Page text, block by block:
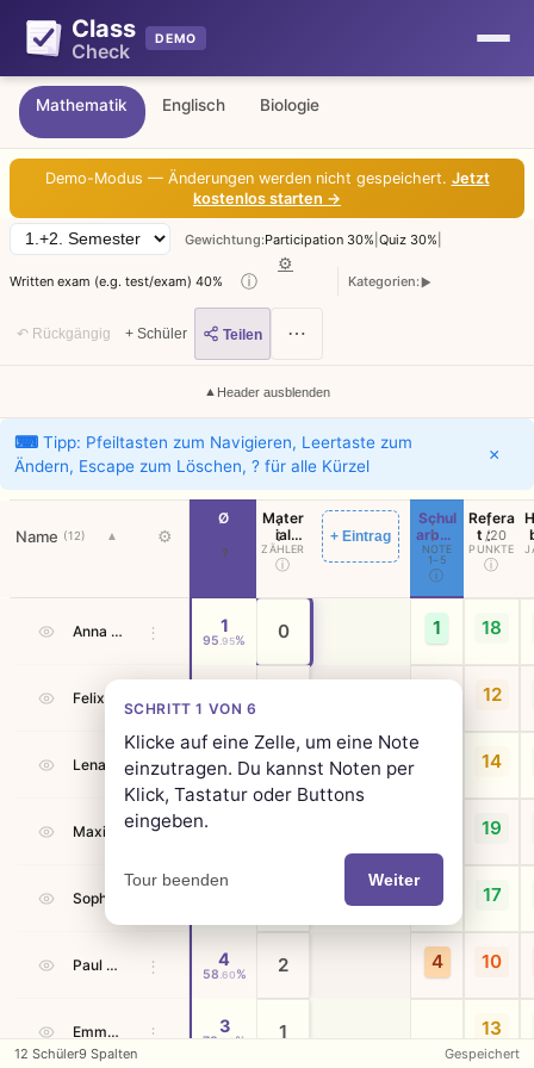
Class
Check
DEMO
Mathematik Englisch Biologie
Demo-Modus — Änderungen werden nicht gespeichert. Jetzt
kostenlos starten →
Gewichtung:Participation 30% Quiz 30%
Written exam (e.g. test/exam) 40% ⓘ
⚙
Kategorien:▼
↶ Rückgängig + Schüler Teilen ⋯
▲ Header ausblenden
⌨ Tipp: Pfeiltasten zum Navigieren, Leertaste zum
Ändern, Escape zum Löschen, ? für alle Kürzel
×
Name (12) ▲ ⚙
Ø
?
Mater
ial
verge
ssen
ZÄHLER
ⓘ
⋮ + Eintrag
Schul
arbeit
2
NOTE
1–5
ⓘ
⋮
Refera
t /20
PUNKTE
ⓘ
⋮
Anna Berger ⋮ 1
95 .95% 0 1 18
70.00%
12
⋮ 79.75 % 0 14
⋮ 19
1 17
Paul Mayr ⋮ 4
58 .60 % 2 4 10
Emma Moser ⋮ 3
73 % 1 13
12 Schüler9 Spalten Gespeichert
SCHRITT 1 VON 6
Klicke auf eine Zelle, um eine Note
einzutragen. Du kannst Noten per
Klick, Tastatur oder Buttons
eingeben.
Tour beenden Weiter